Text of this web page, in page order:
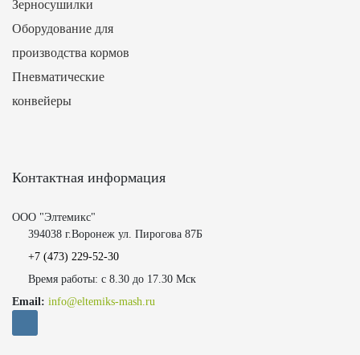
Зерносушилки
Оборудование для
производства кормов
Пневматические
конвейеры
Контактная информация
ООО "Элтемикс"
394038 г.Воронеж ул. Пирогова 87Б
+7 (473) 229-52-30
Время работы: с 8.30 до 17.30 Мск
Email: info@eltemiks-mash.ru